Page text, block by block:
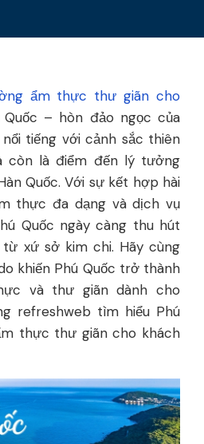
ẩm thực thư giãn cho
– hòn đảo ngọc của
tiếng với cảnh sắc thiên
còn là điểm đến lý tưởng
Quốc. Với sự kết hợp hài
thực đa dạng và dịch vụ
Quốc ngày càng thu hút
xứ sở kim chi. Hãy cùng
khiến Phú Quốc trở thành
và thư giãn dành cho
refreshweb tìm hiểu Phú
thực thư giãn cho khách